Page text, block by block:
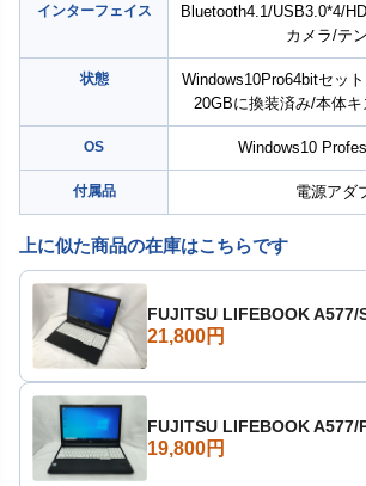
インターフェイス
Bluetooth4.1/USB3.0*4/
カメラ/テ
状態
Windows10Pro64bitセッ
20GBに換装済み/本体
OS Windows10
付属品 電源アダ
上に似た商品の在庫はこちらです
FUJITSU LIFEBOOK A577/
21,800円
FUJITSU LIFEBOOK A577/
19,800円